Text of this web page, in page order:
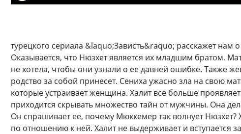
турецкого сериала &laquo;Зависть&raquo; расскажет нам
Оказывается, что Нюзхет является их младшим братом.
не хотела, чтобы они узнали о ее давней ошибке. Также
родство за собой принесет. Сениха ужасно зла на свою
которые устраивает женщина. Халит все больше
приходится скрывать множество тайн от мужчины. Она
Он спрашивает ее, почему Мюккемер так волнует
по отношению к ней. Халит не выдерживает и вступается